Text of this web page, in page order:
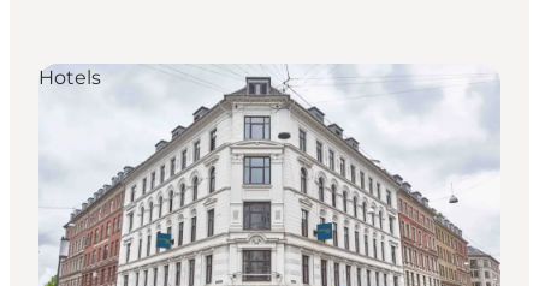
Pianifica il viaggio
Hotels